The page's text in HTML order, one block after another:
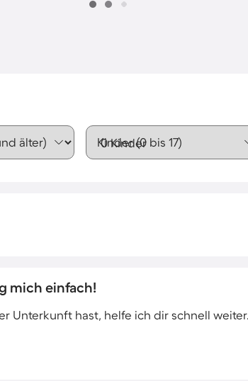
älter) Kinder (0 bis 17)
mich einfach!
Unterkunft hast, helfe ich dir schnell weiter.